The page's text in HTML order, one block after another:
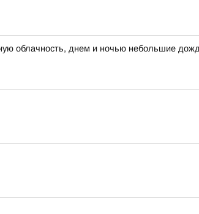
облачность, днем и ночью небольшие